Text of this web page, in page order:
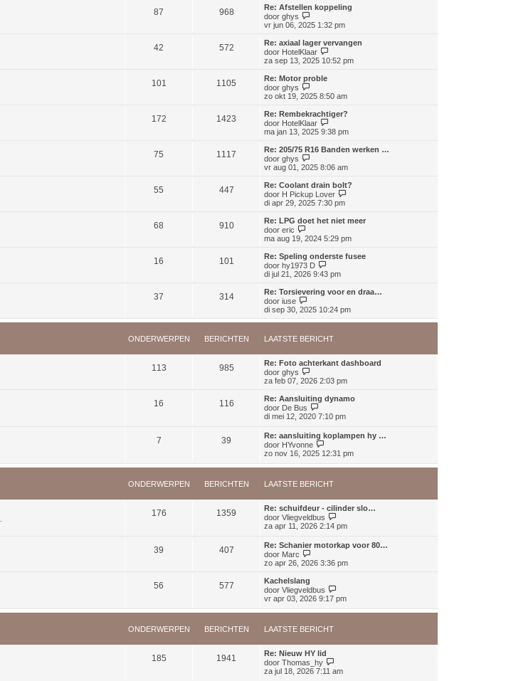
c
t
b
r
c
h
t
i
j
k
l
a
t
s
e
e
i
c
h
87 968
Re: Afstellen koppeling
door ghys
e
i
j
k
l
a
t
s
e
b
e
i
h
vr jun 06, 2025 1:32 pm
42 572
Re: axiaal lager vervangen
door HotelKlaar
e
k
l
a
a
t
s
e
e
c
h
za sep 13, 2025 10:52 pm
101 1105
Re: Motor proble
door ghys
e
i
j
k
l
a
a
t
s
e
b
e
i
h
zo okt 19, 2025 8:50 am
172 1423
Re: Rembekrachtiger?
door HotelKlaar
e
i
k
l
a
a
t
s
e
e
i
h
ma jan 13, 2025 9:38 pm
75 1117
Re: 205/75 R16 Banden werken …
door ghys
e
i
j
k
l
a
a
t
s
e
b
e
i
h
t
vr aug 01, 2025 8:06 am
55 447
Re: Coolant drain bolt?
door H Pickup Lover
i
k
l
a
a
e
e
r
t
di apr 29, 2025 7:30 pm
68 910
Re: LPG doet het niet meer
door eric
e
j
k
l
a
t
s
t
b
r
i
c
h
ma aug 19, 2024 5:29 pm
16 101
Re: Speling onderste fusee
door hy1973 D
e
k
i
k
l
a
t
e
e
i
h
di jul 21, 2026 9:43 pm
37 314
Re: Torsievering voor en draa…
door iuse
e
i
k
a
a
t
s
e
b
e
i
c
h
di sep 30, 2025 10:24 pm
ONDERWERPEN BERICHTEN LAATSTE BERICHT
113 985
Re: Foto achterkant dashboard
door ghys
e
i
j
k
l
a
t
s
t
b
r
i
c
h
za feb 07, 2026 2:03 pm
16 116
Re: Aansluiting dynamo
door De Bus
e
j
k
a
t
t
e
b
e
i
h
t
di mei 12, 2020 7:10 pm
7 39
Re: aansluiting koplampen hy …
door HYvonne
e
i
k
a
s
e
e
c
h
zo nov 16, 2025 12:31 pm
ONDERWERPEN BERICHTEN LAATSTE BERICHT
176 1359
Re: schuifdeur - cilinder slo…
door Vliegveldbus
e
k
i
j
l
s
t
r
h
za apr 11, 2026 2:14 pm
39 407
Re: Schanier motorkap voor 80…
door Marc
e
j
k
l
a
t
t
e
b
e
zo apr 26, 2026 3:36 pm
56 577
Kachelslang
door Vliegveldbus
e
i
s
vr apr 03, 2026 9:17 pm
ONDERWERPEN BERICHTEN LAATSTE BERICHT
185 1941
Re: Nieuw HY lid
door Thomas_hy
e
za jul 18, 2026 7:11 am